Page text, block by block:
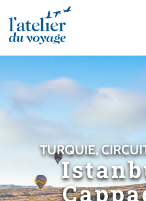
TURQUIE,
Panneau de gestion des